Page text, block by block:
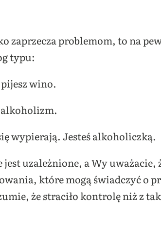
zaprzecza problemom, to na
typu:
wino.
alkoholizm.
wypierają. Jesteś alkoholiczką.
uzależnione, a Wy
które mogą świadczyć o
że straciło kontrolę niż z